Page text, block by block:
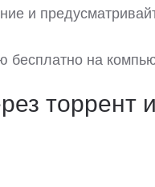
и
бесплатно на
торрент